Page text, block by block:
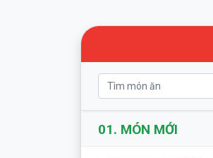
01. MÓN MỚI